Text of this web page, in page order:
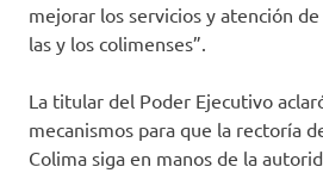
mejorar los servicios y atención
las y los colimenses”.
La titular del Poder Ejecutivo
mecanismos para que la rectoría
Colima siga en manos de la